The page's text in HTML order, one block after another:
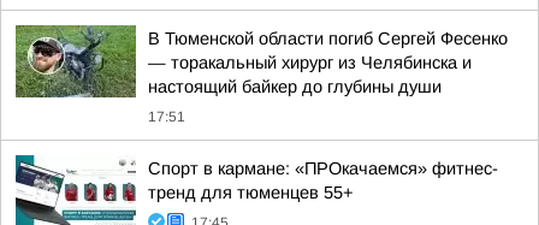
В Тюменской области погиб Сергей Фесенко
— торакальный хирург из Челябинска и
настоящий байкер до глубины души
17:51
Спорт в кармане: «ПРОкачаемся» фитнес-
тренд для тюменцев 55+